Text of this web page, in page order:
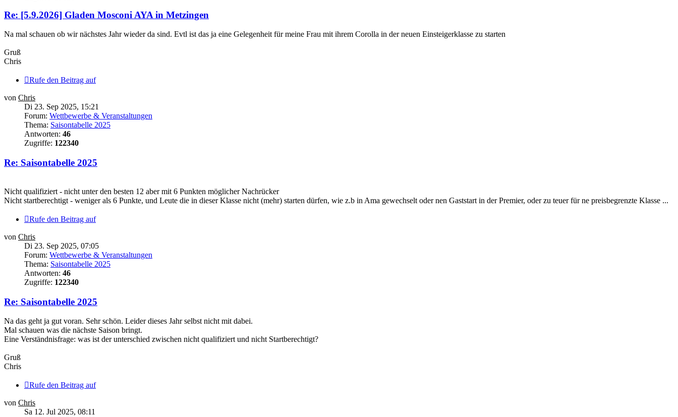
Re: [5.9.2026] Gladen Mosconi AYA in Metzingen
Na mal schauen ob wir nächstes Jahr wieder da sind. Evtl ist das ja eine Gelegenheit für meine Frau mit ihrem Corolla in der neuen Einsteigerklasse zu starten
Gruß
Chris
Rufe den Beitrag auf
von Chris
Di 23. Sep 2025, 15:21
Forum: Wettbewerbe & Veranstaltungen
Thema: Saisontabelle 2025
Antworten: 46
Zugriffe: 122340
Re: Saisontabelle 2025
Nicht qualifiziert - nicht unter den besten 12 aber mit 6 Punkten möglicher Nachrücker
Nicht startberechtigt - weniger als 6 Punkte, und Leute die in dieser Klasse nicht (mehr) starten dürfen, wie z.b in Ama gewechselt oder nen Gaststart in der Premier, oder zu teuer für ne preisbegrenzte Klasse ...
Rufe den Beitrag auf
von Chris
Di 23. Sep 2025, 07:05
Forum: Wettbewerbe & Veranstaltungen
Thema: Saisontabelle 2025
Antworten: 46
Zugriffe: 122340
Re: Saisontabelle 2025
Na das geht ja gut voran. Sehr schön. Leider dieses Jahr selbst nicht mit dabei.
Mal schauen was die nächste Saison bringt.
Eine Verständnisfrage: was ist der unterschied zwischen nicht qualifiziert und nicht Startberechtigt?
Gruß
Chris
Rufe den Beitrag auf
von Chris
Sa 12. Jul 2025, 08:11